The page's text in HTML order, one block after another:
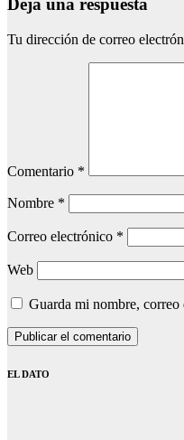
Deja una respuesta
Tu dirección de correo
Comentario *
Nombre *
Correo electrónico *
Web
Guarda mi nombre, correo
EL DATO